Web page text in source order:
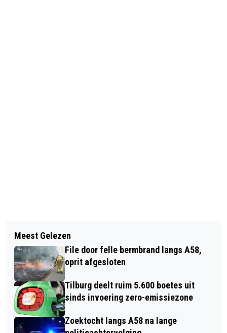
TENNET EN ENEXIS OPENEN DEUREN
TIJDENS OPEN DAG IN TILBURG
FAMILIEOPSTELLINGEN & THE INNER
CIRCLE ACADEMY
Meest Gelezen
File door felle bermbrand langs A58,
oprit afgesloten
Tilburg deelt ruim 5.600 boetes uit
sinds invoering zero-emissiezone
Zoektocht langs A58 na lange